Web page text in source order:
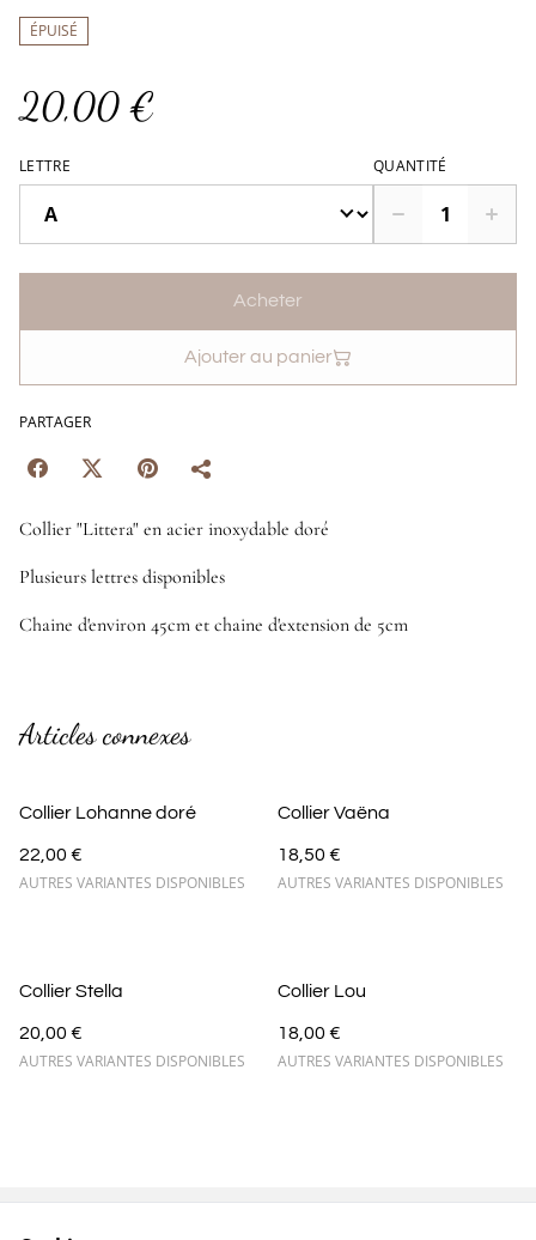
ÉPUISÉ
20,00 €
LETTRE QUANTITÉ
Acheter
Ajouter au panier
PARTAGER
Collier "Littera" en acier inoxydable doré
Plusieurs lettres disponibles
Chaine d'environ 45cm et chaine d'extension de 5cm
Articles connexes
Collier Lohanne doré
22,00 €
AUTRES VARIANTES DISPONIBLES
Collier Vaëna
18,50 €
AUTRES VARIANTES DISPONIBLES
Collier Stella
20,00 €
AUTRES VARIANTES DISPONIBLES
Collier Lou
18,00 €
AUTRES VARIANTES DISPONIBLES